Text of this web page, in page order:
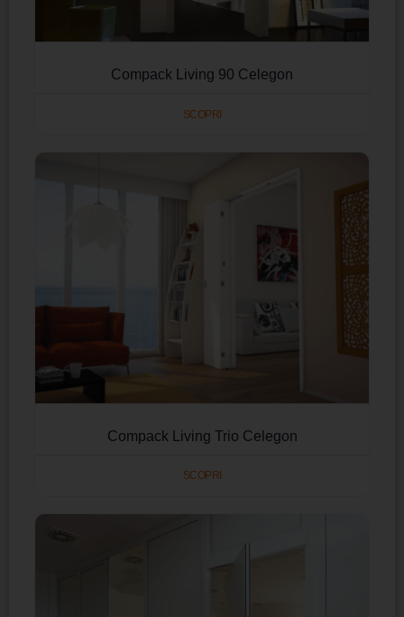
Compack Living 90 Celegon
SCOPRI
Compack Living Trio Celegon
SCOPRI